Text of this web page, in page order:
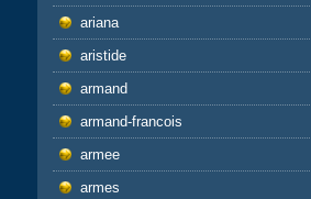
ariana
aristide
armand
armand-francois
armee
armes